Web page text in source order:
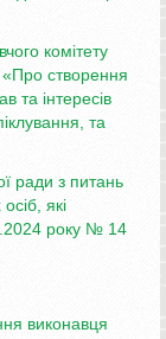
комітету
створення
та інтересів
та
ради з питань
які
року № 14
виконавця